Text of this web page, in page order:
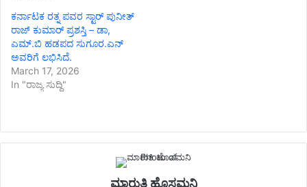
ಕರ್ನಾಟಕ ರತ್ನ ಪವರ ಸ್ಟಾರ್ ಪುನೀತ್
ರಾಜ್ ಕುಮಾರ್ ಪ್ರಶಸ್ತಿ – ಡಾ,
ಎಮ್.ಬಿ ಹಡಪದ ಸುಗೂರ.ಎನ್
ಅವರಿಗೆ ಲಭಿಸಿದೆ.
March 17, 2026
In "ರಾಜ್ಯ ಸುದ್ದಿ"
ಮಾರುತಿ ಹೊಸಮನಿ